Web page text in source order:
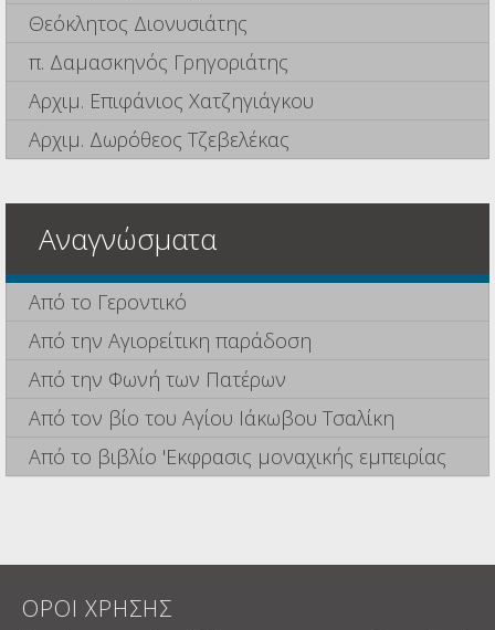
Θεόκλητος Διονυσιάτης
π. Δαμασκηνός Γρηγοριάτης
Αρχιμ. Επιφάνιος Χατζηγιάγκου
Αρχιμ. Δωρόθεος Τζεβελέκας
Αναγνώσματα
Από το Γεροντικό
Από την Αγιορείτικη παράδοση
Από την Φωνή των Πατέρων
Από τον βίο του Αγίου Ιάκωβου Τσαλίκη
Από το βιβλίο 'Εκφρασις μοναχικής εμπειρίας
ΟΡΟΙ ΧΡΗΣΗΣ